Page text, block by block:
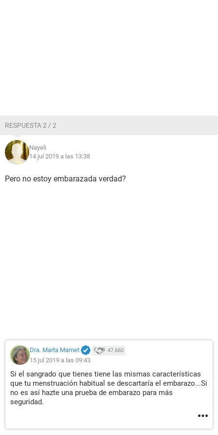
RESPUESTA 2 / 2
Nayeli
14 jul 2019 a las 13:38
Pero no estoy embarazada verdad?
Dra. Marta Marnet 47.660
15 jul 2019 a las 09:43
Si el sangrado que tienes tiene las mismas características
que tu menstruación habitual se descartaría el embarazo...Si
no es así hazte una prueba de embarazo para más
seguridad.